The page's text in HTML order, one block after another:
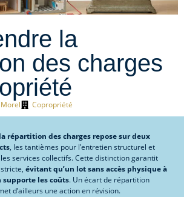
la
des charges
Morel Copropriété
la répartition des charges repose sur deux
, les tantièmes pour l’entretien structurel et
services collectifs. Cette distinction garantit
évitant qu’un lot sans accès physique à
supporte les coûts. Un écart de répartition
d’ailleurs une action en révision.